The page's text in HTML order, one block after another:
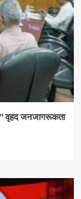
वृहद जनजागरूकता